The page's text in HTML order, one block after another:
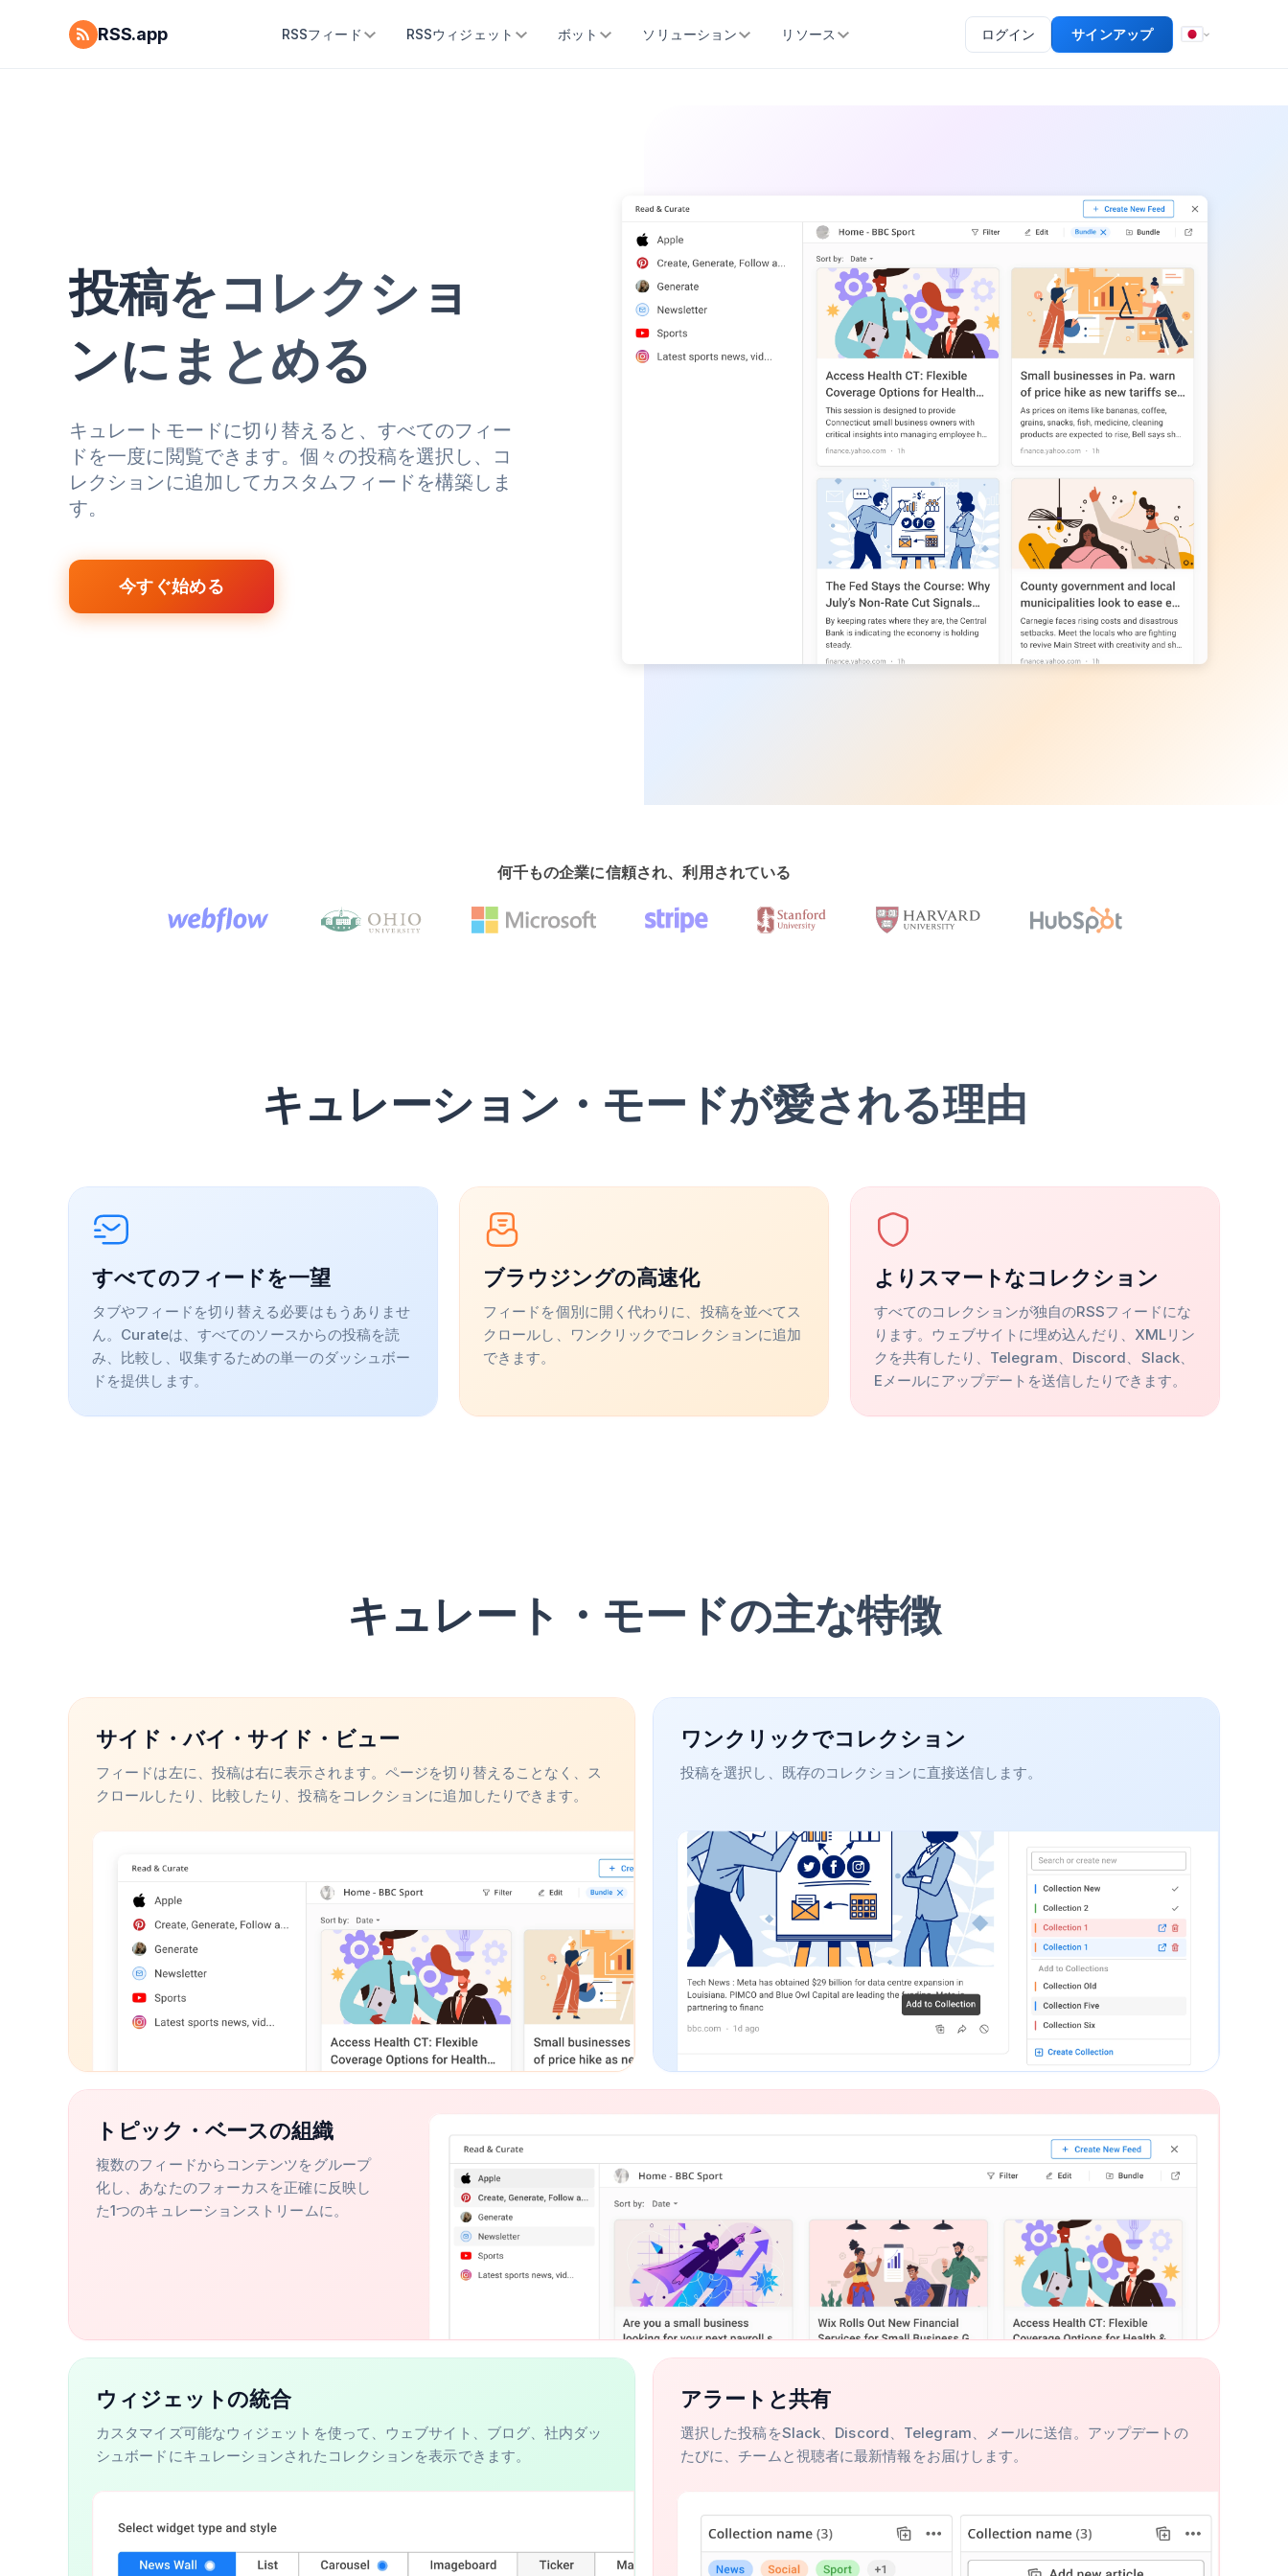
RSS.app RSSフィード RSSウィジェット ボット ソリューション リソース ログイン サインアップ
投稿をコレクショ
ンにまとめる
キュレートモードに切り替えると、すべてのフィー
ドを一度に閲覧できます。個々の投稿を選択し、コ
レクションに追加してカスタムフィードを構築しま
す。
今すぐ始める
何千もの企業に信頼され、利用されている
キュレーション・モードが愛される理由
すべてのフィードを一望
タブやフィードを切り替える必要はもうありませ
ん。Curateは、すべてのソースからの投稿を読
み、比較し、収集するための単一のダッシュボー
ドを提供します。
ブラウジングの高速化
フィードを個別に開く代わりに、投稿を並べてス
クロールし、ワンクリックでコレクションに追加
できます。
よりスマートなコレクション
すべてのコレクションが独自のRSSフィードにな
ります。ウェブサイトに埋め込んだり、XMLリン
クを共有したり、Telegram、Discord、Slack、
Eメールにアップデートを送信したりできます。
キュレート・モードの主な特徴
サイド・バイ・サイド・ビュー
フィードは左に、投稿は右に表示されます。ページを切り替えることなく、ス
クロールしたり、比較したり、投稿をコレクションに追加したりできます。
ワンクリックでコレクション
投稿を選択し、既存のコレクションに直接送信します。
トピック・ベースの組織
複数のフィードからコンテンツをグループ
化し、あなたのフォーカスを正確に反映し
た1つのキュレーションストリームに。
ウィジェットの統合
カスタマイズ可能なウィジェットを使って、ウェブサイト、ブログ、社内ダッ
シュボードにキュレーションされたコレクションを表示できます。
アラートと共有
選択した投稿をSlack、Discord、Telegram、メールに送信。アップデートの
たびに、チームと視聴者に最新情報をお届けします。